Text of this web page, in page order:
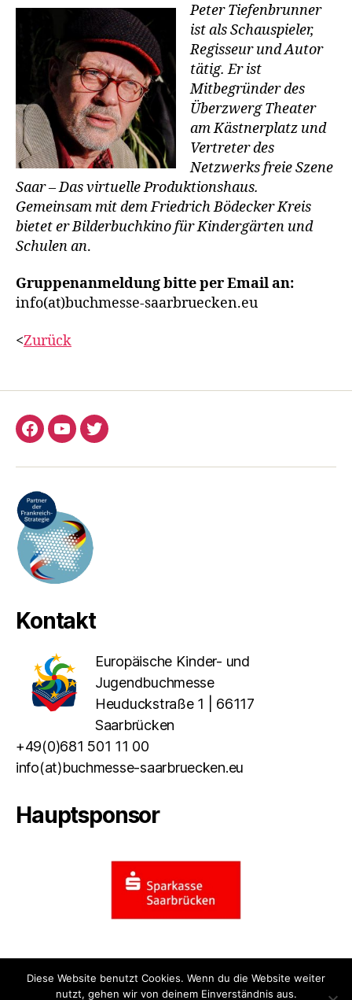
Peter Tiefenbrunner
ist als Schauspieler,
Regisseur und Autor
tätig. Er ist
Mitbegründer des
Überzwerg Theater
am Kästnerplatz und
Vertreter des
Netzwerks freie Szene
Saar – Das virtuelle Produktionshaus.
Gemeinsam mit dem Friedrich Bödecker Kreis
bietet er Bilderbuchkino für Kindergärten und
Schulen an.
Gruppenanmeldung bitte per Email an:
info(at)buchmesse-saarbruecken.eu
<Zurück
Facebook
YouTubeTwitter
Kontakt
Europäische Kinder- und
Jugendbuchmesse
Heuduckstraße 1 | 66117
Saarbrücken
+49(0)681 501 11 00
info(at)buchmesse-saarbruecken.eu
Hauptsponsor
Diese Website benutzt Cookies. Wenn du die Website weiter
nutzt, gehen wir von deinem Einverständnis aus.